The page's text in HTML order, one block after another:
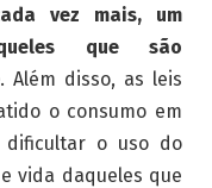
vez mais, um
que são
. Além disso, as leis
o consumo em
o uso do
vida daqueles que